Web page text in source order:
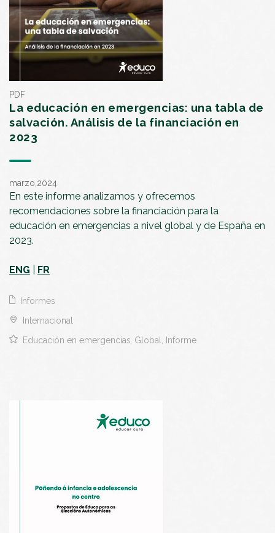
PDF
La educación en emergencias: una tabla de
salvación. Análisis de la financiación en
2023
marzo,2024
En este informe analizamos y ofrecemos
recomendaciones sobre la financiación para la
educación en emergencias a nivel global y de España en
2023.
ENG FR
Informes
Internacional
Educación en emergencias, Global, Informe